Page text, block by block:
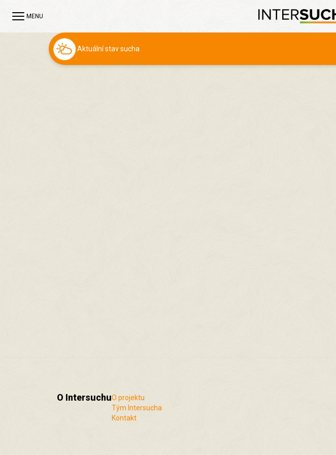
MENU
Aktuální stav sucha
O IntersuchuO projektu
Tým Intersucha
Kontakt